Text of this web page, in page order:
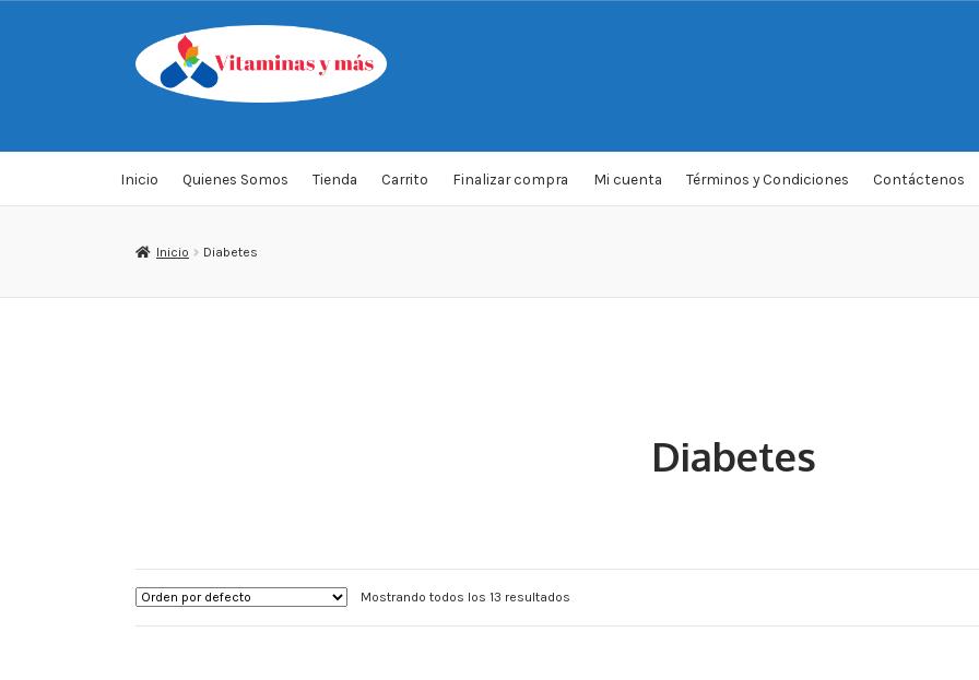
Saltar
a
navegación
al
contenido
Inicio Quienes Somos Tienda Carrito Finalizar compra Mi cuenta Términos y Condiciones Contáctenos
Inicio Diabetes
Diabetes
Mostrando todos los 13 resultados